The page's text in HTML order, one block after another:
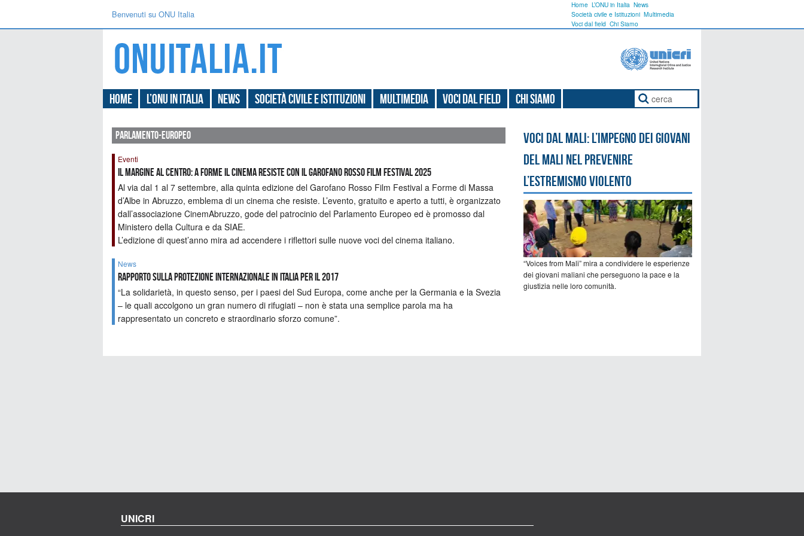
Benvenuti su ONU Italia
Home L’ONU in Italia News
Società civile e Istituzioni Multimedia
Voci dal field Chi Siamo
Home L’ONU in Italia News Società civile e Istituzioni Multimedia Voci dal field Chi Siamo
parlamento-europeo
Eventi
Il margine al centro: a Forme il cinema resiste con il Garofano Rosso Film Festival 2025
Al via dal 1 al 7 settembre, alla quinta edizione del Garofano Rosso Film Festival a Forme di Massa
d’Albe in Abruzzo, emblema di un cinema che resiste. L’evento, gratuito e aperto a tutti, è organizzato
dall’associazione CinemAbruzzo, gode del patrocinio del Parlamento Europeo ed è promosso dal
Ministero della Cultura e da SIAE.
L’edizione di quest’anno mira ad accendere i riflettori sulle nuove voci del cinema italiano.
News
Rapporto sulla Protezione Internazionale in Italia per il 2017
“La solidarietà, in questo senso, per i paesi del Sud Europa, come anche per la Germania e la Svezia
– le quali accolgono un gran numero di rifugiati – non è stata una semplice parola ma ha
rappresentato un concreto e straordinario sforzo comune”.
Voci dal Mali: l’impegno dei giovani
del Mali nel prevenire
l’estremismo violento
“Voices from Mali” mira a condividere le esperienze
dei giovani maliani che perseguono la pace e la
giustizia nelle loro comunità.
UNICRI